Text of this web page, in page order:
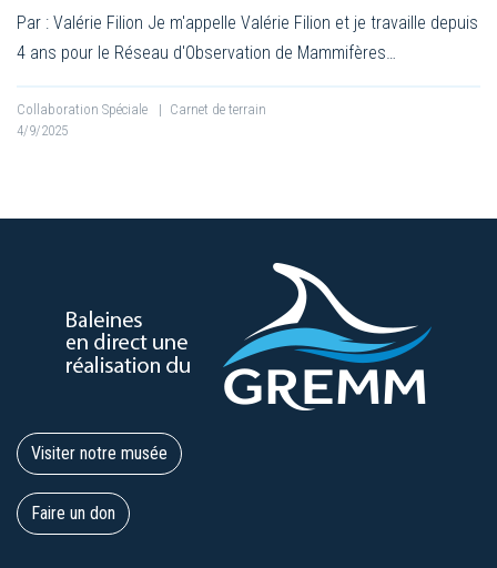
Par : Valérie Filion Je m'appelle Valérie Filion et je travaille depuis
4 ans pour le Réseau d'Observation de Mammifères…
Collaboration Spéciale | Carnet de terrain
4/9/2025
Visiter notre musée
Faire un don